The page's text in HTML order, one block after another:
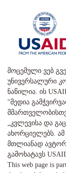
მოცემული ვებ
უნივერსალური
ნაწილია. ის
"მედია
„კვლევისა და
ახორციელებს. ამ
მთლიანად
გამოხატავს
This web page is